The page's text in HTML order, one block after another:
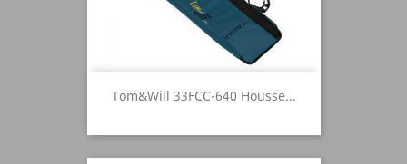
Tom&Will 33FCC-640 Housse...